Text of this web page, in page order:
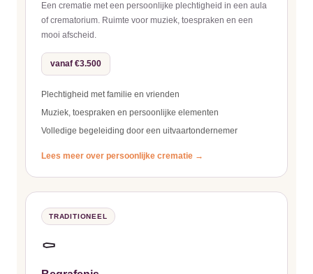
Een crematie met een persoonlijke plechtigheid in een aula
of crematorium. Ruimte voor muziek, toespraken en een
mooi afscheid.
vanaf €3.500
Plechtigheid met familie en vrienden
Muziek, toespraken en persoonlijke elementen
Volledige begeleiding door een uitvaartondernemer
Lees meer over persoonlijke crematie →
TRADITIONEEL
⚰️